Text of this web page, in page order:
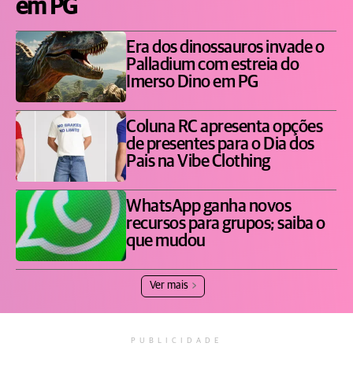
em PG
Era dos dinossauros invade o
Palladium com estreia do
Imerso Dino em PG
Coluna RC apresenta opções
de presentes para o Dia dos
Pais na Vibe Clothing
WhatsApp ganha novos
recursos para grupos; saiba o
que mudou
Ver mais
PUBLICIDADE